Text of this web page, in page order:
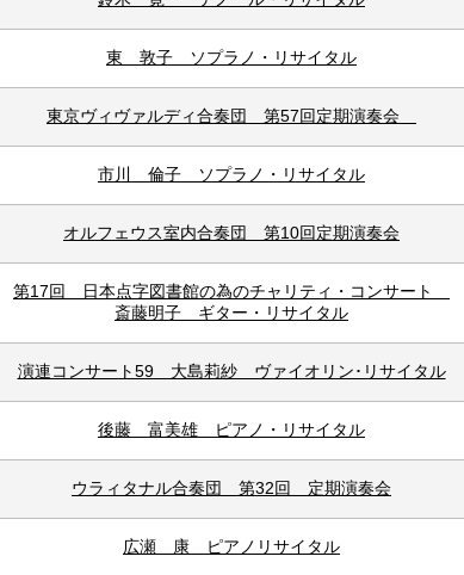
東 敦子 ソプラノ・リサイタル
東京ヴィヴァルディ合奏団 第57回定期演奏会
市川 倫子 ソプラノ・リサイタル
オルフェウス室内合奏団 第10回定期演奏会
第17回 日本点字図書館の為のチャリティ・コンサート
斎藤明子 ギター・リサイタル
演連コンサート59 大島莉紗 ヴァイオリン･リサイタル
後藤 富美雄 ピアノ・リサイタル
ウラィタナル合奏団 第32回 定期演奏会
広瀬 康 ピアノリサイタル